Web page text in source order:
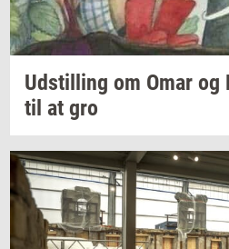
Ud­stil­ling om Omar og
til at gro